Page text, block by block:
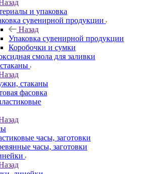
и упаковка
сувенирной продукции
Назад
Упаковка сувенирной продукции
Коробочки и сумки
смола для заливки
стаканы
фасовка
часы, заготовки
часы, заготовки